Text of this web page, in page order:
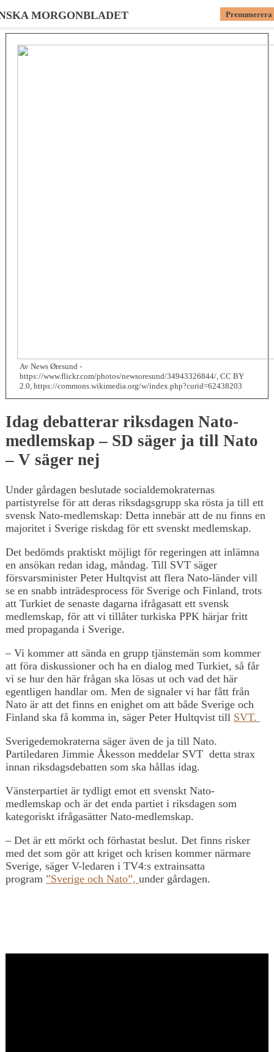
MORGONBLADET Prenumerera
Av News Øresund -
https://www.flickr.com/photos/newsoresund/34943326844/, CC BY
2.0, https://commons.wikimedia.org/w/index.php?curid=62438203
Idag debatterar riksdagen Nato-
medlemskap – SD säger ja till Nato
– V säger nej
Under gårdagen beslutade socialdemokraternas
partistyrelse för att deras riksdagsgrupp ska rösta ja till ett
svensk Nato-medlemskap: Detta innebär att de nu finns en
majoritet i Sverige riskdag för ett svenskt medlemskap.
Det bedömds praktiskt möjligt för regeringen att inlämna
en ansökan redan idag, måndag. Till SVT säger
försvarsminister Peter Hultqvist att flera Nato-länder vill
se en snabb inträdesprocess för Sverige och Finland, trots
att Turkiet de senaste dagarna ifrågasatt ett svensk
medlemskap, för att vi tillåter turkiska PPK härjar fritt
med propaganda i Sverige.
– Vi kommer att sända en grupp tjänstemän som kommer
att föra diskussioner och ha en dialog med Turkiet, så får
vi se hur den här frågan ska lösas ut och vad det här
egentligen handlar om. Men de signaler vi har fått från
Nato är att det finns en enighet om att både Sverige och
Finland ska få komma in, säger Peter Hultqvist till SVT.
Sverigedemokraterna säger även de ja till Nato.
Partiledaren Jimmie Åkesson meddelar SVT detta strax
innan riksdagsdebatten som ska hållas idag.
Vänsterpartiet är tydligt emot ett svenskt Nato-
medlemskap och är det enda partiet i riksdagen som
kategoriskt ifrågasätter Nato-medlemskap.
– Det är ett mörkt och förhastat beslut. Det finns risker
med det som gör att kriget och krisen kommer närmare
Sverige, säger V-ledaren i TV4:s extrainsatta
program ”Sverige och Nato”, under gårdagen.